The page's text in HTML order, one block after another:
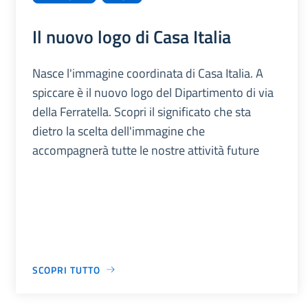
Il nuovo logo di Casa Italia
Nasce l'immagine coordinata di Casa Italia. A
spiccare è il nuovo logo del Dipartimento di via
della Ferratella. Scopri il significato che sta
dietro la scelta dell'immagine che
accompagnerà tutte le nostre attività future
SCOPRI TUTTO